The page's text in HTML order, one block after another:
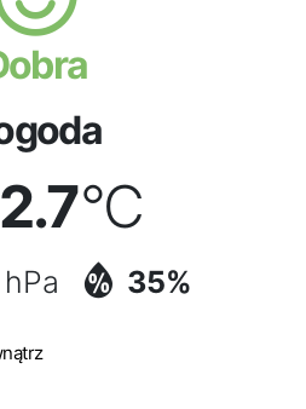
°C
hPa 35%